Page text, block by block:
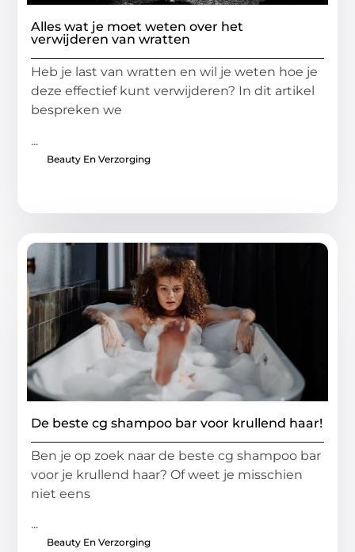
Alles wat je moet weten over het
verwijderen van wratten
Heb je last van wratten en wil je weten hoe je
deze effectief kunt verwijderen? In dit artikel
bespreken we
...
Beauty En Verzorging
De beste cg shampoo bar voor krullend haar!
Ben je op zoek naar de beste cg shampoo bar
voor je krullend haar? Of weet je misschien
niet eens
...
Beauty En Verzorging